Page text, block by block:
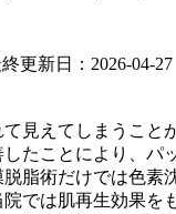
更新日：2026-04-27
見えてしまうこと
たことにより、パ
脂術だけでは色素
では肌再生効果を